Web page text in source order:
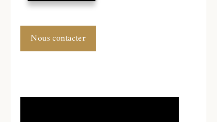
Nous contacter